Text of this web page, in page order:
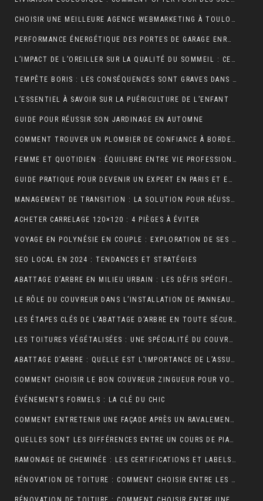
CHOISIR UNE MEILLEURE AGENCE WEBMARKETING À TOULOUSE : 4 CRITÈRES À CONSIDÉRER
PERFORMANCE ÉNERGÉTIQUE DES PORTES DE GARAGE ENROULABLES : ALUMINIUM, PVC OU ACIER ?
L’IMPACT DE L’OREILLER SUR LA QUALITÉ DU SOMMEIL : CE QUE VOUS DEVEZ SAVOIR POUR OPTIMISER VOTRE REPOS
TEMPÊTE BORIS : LES CONSÉQUENCES SONT GRAVES DANS CERTAINS PAYS EUROPÉENS
L’ESSENTIEL À SAVOIR SUR LA PUÉRICULTURE DE L’ENFANT
GUIDE POUR RÉUSSIR SON JARDINAGE EN AUTOMNE
COMMENT TROUVER UN PLOMBIER DE CONFIANCE À BORDEAUX ?
FEMME ET QUOTIDIEN : ÉQUILIBRE ENTRE VIE PROFESSIONNELLE ET PERSONNELLE
GUIDE PRATIQUE POUR DEVENIR UN EXPERT EN PARIS ET EN JEUX
MANAGEMENT DE TRANSITION : LA SOLUTION POUR RÉUSSIR LES TRANSFORMATIONS COMPLEXES EN ENTREPRISE
ACHETER CARRELAGE 120×120 : 4 PIÈGES À ÉVITER
VOYAGE EN POLYNÉSIE EN COUPLE : EXPLORATION DE SES PLUS BELLES ÎLES
SEO LOCAL EN 2024 : TENDANCES ET STRATÉGIES
ABATTAGE D’ARBRE EN MILIEU URBAIN : LES DÉFIS SPÉCIFIQUES
LE RÔLE DU COUVREUR DANS L’INSTALLATION DE PANNEAUX SOLAIRES
LES ÉTAPES CLÉS DE L’ABATTAGE D’ARBRE EN TOUTE SÉCURITÉ
LES TOITURES VÉGÉTALISÉES : UNE SPÉCIALITÉ DU COUVREUR
ABATTAGE D’ARBRE : QUELLE EST L’IMPORTANCE DE L’ASSURANCE ?
COMMENT CHOISIR LE BON COUVREUR ZINGUEUR POUR VOTRE PROJET ?
ÉVÉNEMENTS FORMELS : LA CLÉ DU CHIC
COMMENT ENTRETENIR UNE FAÇADE APRÈS UN RAVALEMENT PROJETÉ ?
QUELLES SONT LES DIFFÉRENCES ENTRE UN COURS DE PIANO À DOMICILE ET CHEZ UN PROFESSEUR ?
RAMONAGE DE CHEMINÉE : LES CERTIFICATIONS ET LABELS À CONNAÎTRE
RÉNOVATION DE TOITURE : COMMENT CHOISIR ENTRE LES DIFFÉRENTS TYPES D’ISOLANTS ?